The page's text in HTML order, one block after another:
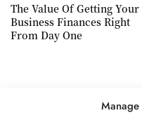
Manage
The Value Of Getting Your
Business Finances Right
From Day One